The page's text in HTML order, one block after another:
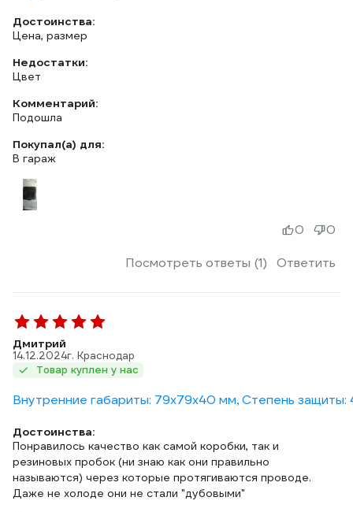
Достоинства:
Цена, размер
Недостатки:
Цвет
Комментарий:
Подошла
Покупал(а) для:
В гараж
Посмотреть ответы (1) Ответить
0 0
Дмитрий
14.12.2024г. Краснодар
Товар куплен у нас
Внутренние габариты: 79x79x40 мм, Степень защиты:
Достоинства:
Понравилось качество как самой коробки, так и
резиновых пробок (ни знаю как они правильно
называются) через которые протягиваются проводе.
Даже не холоде они не стали "дубовыми"